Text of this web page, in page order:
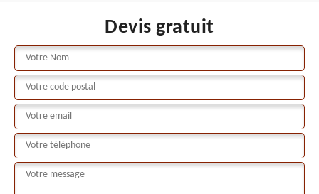
Devis gratuit